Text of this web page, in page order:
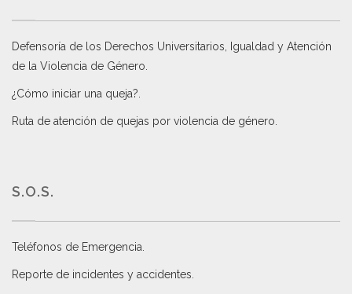
Defensoría de los Derechos Universitarios, Igualdad y Atención
de la Violencia de Género
¿Cómo iniciar una queja?
Ruta de atención de quejas por violencia de género
S.O.S.
Teléfonos de Emergencia.
Reporte de incidentes y accidentes